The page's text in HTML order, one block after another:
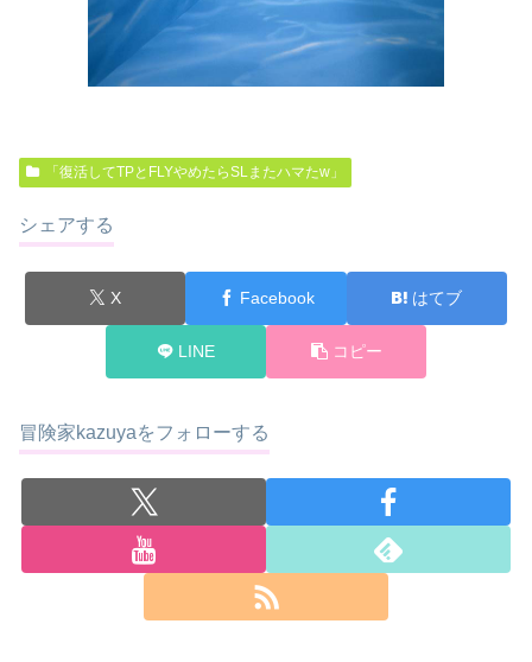
「復活してTPとFLYやめたらSLまたハマたw」
シェアする
X Facebook はてブ
LINE コピー
冒険家kazuyaをフォローする